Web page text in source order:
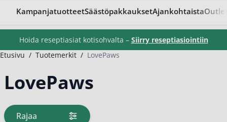
KampanjatuotteetSäästöpakkauksetAjankohtaista
Hoida reseptiasiat kotisohvalta – Siirry reseptiasiointiin
Etusivu / Tuotemerkit / LovePaws
LovePaws
Rajaa